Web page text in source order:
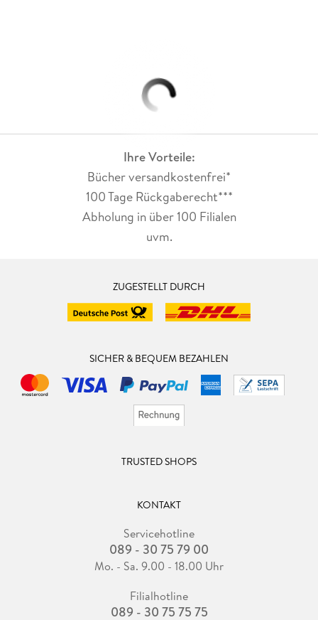
Ihre Vorteile:
Bücher versandkostenfrei*
100 Tage Rückgaberecht***
Abholung in über 100 Filialen
uvm.
ZUGESTELLT DURCH
SICHER & BEQUEM BEZAHLEN
TRUSTED SHOPS
KONTAKT
Servicehotline
089 - 30 75 79 00
Mo. - Sa. 9.00 - 18.00 Uhr
Filialhotline
089 - 30 75 75 75